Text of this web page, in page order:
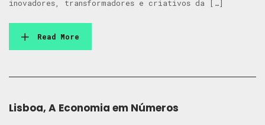
inovadores, transformadores e criativos da […]
Read More
Lisboa, A Economia em Números